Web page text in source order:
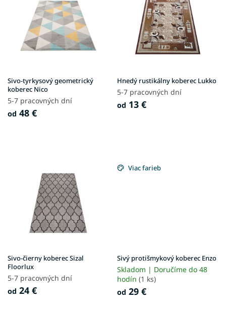
u
k
t
o
Sivo-tyrkysový geometrický
koberec Nico
5-7 pracovných dní
od 48 €
Hnedý rustikálny koberec Lukko
5-7 pracovných dní
od 13 €
Sivo-čierny koberec Sizal
Floorlux
5-7 pracovných dní
od 24 €
Viac farieb
Sivý protišmykový koberec Enzo
Skladom | Doručíme do 48
hodín (1 ks)
od 29 €